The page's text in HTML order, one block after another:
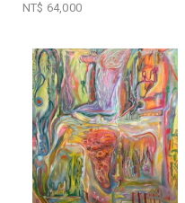
NT$ 64,000